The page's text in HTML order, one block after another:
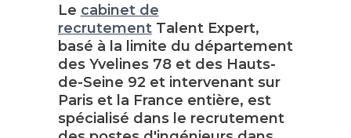
Le cabinet de
recrutementTalent Expert,
basé à la limite du département
des Yvelines 78 et des Hauts-
de-Seine 92 et intervenant sur
Paris et la France entière, est
spécialisé dans le recrutement